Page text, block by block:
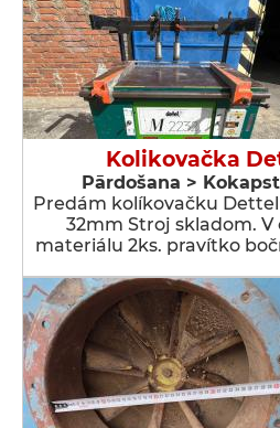
Kolikovačka
Pārdošana >
Predám kolíkovačku Dettel
32mm Stroj skladom. V
materiálu 2ks. pravítko